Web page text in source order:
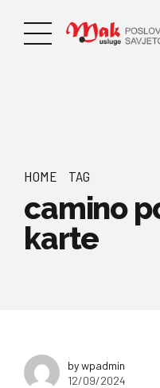
HOME TAG
camino
karte
by wpadmin
12/09/2024